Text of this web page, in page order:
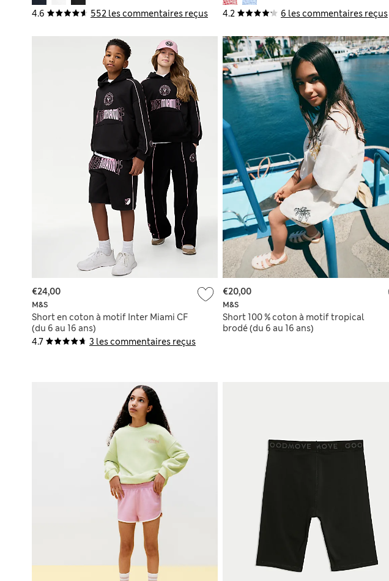
4.6 552 les commentaires reçus 4.2 6 les commentaires reçus
4.7 3 les commentaires reçus
M&S
Short en coton à motif Inter Miami CF
(du 6 au 16 ans)
€24,00
M&S
Short 100 % coton à motif tropical
brodé (du 6 au 16 ans)
€20,00